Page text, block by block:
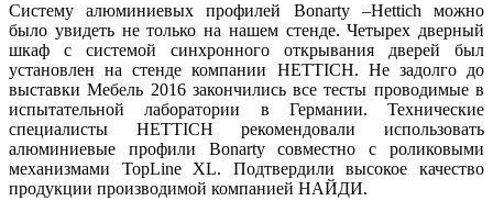
Систему алюминиевых профилей Вonarty –Hettich можно
было увидеть не только на нашем стенде. Четырех дверный
шкаф с системой синхронного открывания дверей был
установлен на стенде компании HETTICH. Не задолго до
выставки Мебель 2016 закончились все тесты проводимые в
испытательной лаборатории в Германии. Технические
специалисты HETTICH рекомендовали использовать
алюминиевые профили Вonarty совместно с роликовыми
механизмами TopLine XL. Подтвердили высокое качество
продукции производимой компанией НАЙДИ.